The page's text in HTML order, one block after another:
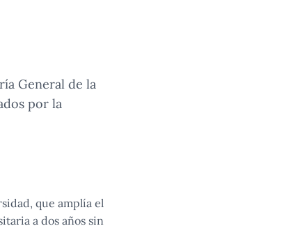
General de la
por la
que amplía el
a dos años sin